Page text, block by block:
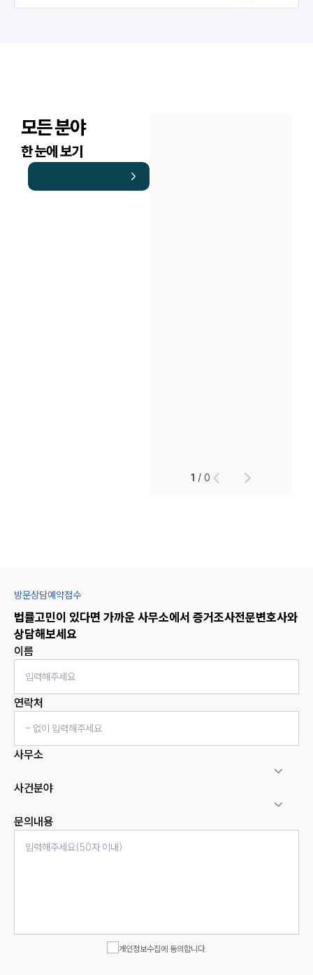
모든 분야
한 눈에 보기
1 /0
방문상담예약접수
법률고민이 있다면 가까운 사무소에서 증거조사전문변호사와
상담해보세요
이름
연락처
사무소
사건분야
문의내용
개인정보수집에 동의합니다.